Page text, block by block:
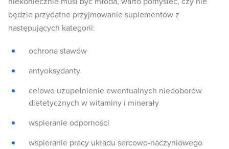
będzie przydatne przyjmowanie suplementów z
następujących kategorii:
ochrona stawów
antyoksydanty
celowe uzupełnienie ewentualnych niedoborów
dietetycznych w witaminy i minerały
wspieranie odporności
wspieranie pracy układu sercowo-naczyniowego